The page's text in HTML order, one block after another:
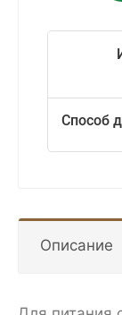
Способ
Описание